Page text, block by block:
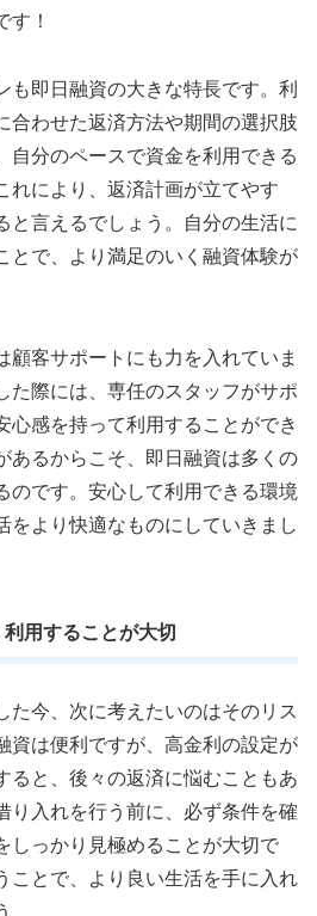
す！
も即日融資の大きな特長です。利
合わせた返済方法や期間の選択肢
自分のペースで資金を利用できる
れにより、返済計画が立てやす
と言えるでしょう。自分の生活に
とで、より満足のいく融資体験が
顧客サポートにも力を入れていま
た際には、専任のスタッフがサポ
心感を持って利用することができ
あるからこそ、即日融資は多くの
のです。安心して利用できる環境
をより快適なものにしていきまし
用することが大切
た今、次に考えたいのはそのリス
資は便利ですが、高金利の設定が
ると、後々の返済に悩むこともあ
り入れを行う前に、必ず条件を確
しっかり見極めることが大切で
ことで、より良い生活を手に入れ